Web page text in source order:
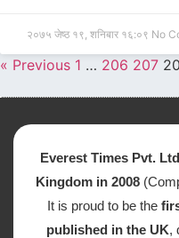
२०७५ जेष्ठ १९, शनिबार १६:०९ No
« Previous 1 … 206 207
Everest Times Pvt.
Kingdom in 2008
It is proud to be the
published in the UK,